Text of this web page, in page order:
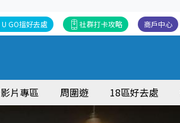
商戶中心
社群打卡攻略
U GO搵好去處
影片專區 周圍遊 18區好去處